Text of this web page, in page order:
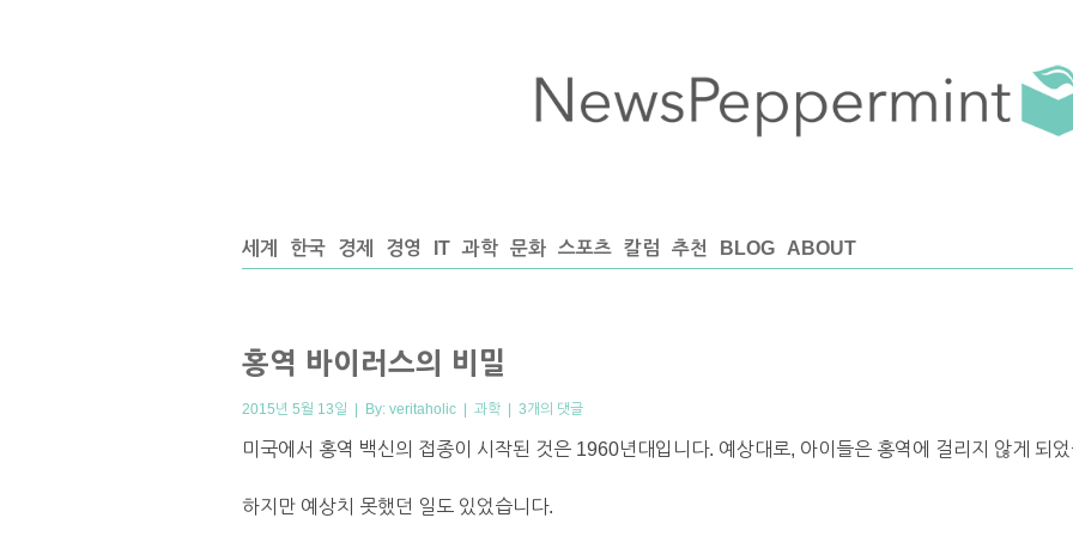
세계 한국 경제 경영 IT 과학 문화 스포츠 칼럼 추천 BLOG ABOUT
홍역 바이러스의 비밀
2015년 5월 13일 | By: veritaholic | 과학 | 3개의 댓글
미국에서 홍역 백신의 접종이 시작된 것은 1960년대입니다. 예상대로, 아이들은 홍역에 걸리지 않게 되
하지만 예상치 못했던 일도 있었습니다.